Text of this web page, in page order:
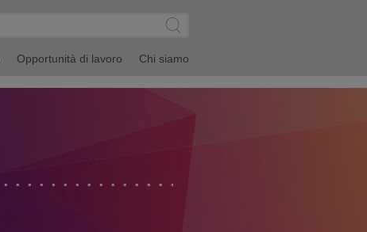
Submit
Search
Opportunità di lavoro Chi siamo